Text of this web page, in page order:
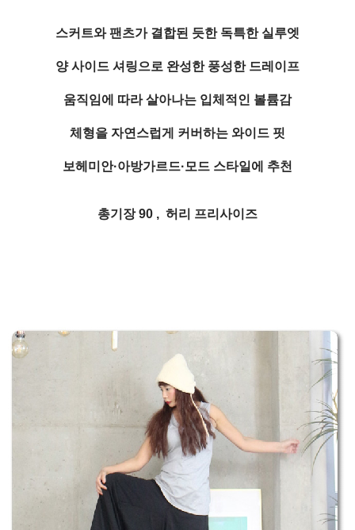
스커트와 팬츠가 결합된 듯한 독특한 실루엣
양 사이드 셔링으로 완성한 풍성한 드레이프
움직임에 따라 살아나는 입체적인 볼륨감
체형을 자연스럽게 커버하는 와이드 핏
보헤미안·아방가르드·모드 스타일에 추천
총기장 90 , 허리 프리사이즈